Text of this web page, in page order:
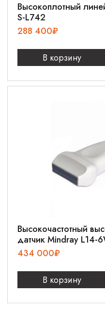
Высокоплотный
S-L742
288 400₽
В корзину
Высокочастотный
датчик Mindray L14-
434 000₽
В корзину